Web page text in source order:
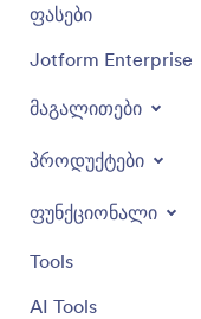
ფასები
Jotform Enterprise
მაგალითები
პროდუქტები
ფუნქციონალი
Tools
AI Tools